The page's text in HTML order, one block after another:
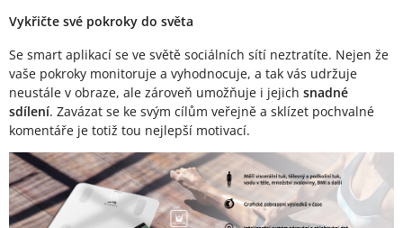
Vykřičte své pokroky do světa
Se smart aplikací se ve světě sociálních sítí neztratíte. Nejen že
vaše pokroky monitoruje a vyhodnocuje, a tak vás udržuje
neustále v obraze, ale zároveň umožňuje i jejich snadné
sdílení. Zavázat se ke svým cílům veřejně a sklízet pochvalné
komentáře je totiž tou nejlepší motivací.